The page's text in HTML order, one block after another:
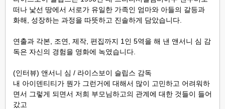
떠나 낯선 땅에서 서로가 유일한 가족인 엄마와 아들의 갈등과
화해, 성장하는 과정을 따뜻하고 진솔하게 담았습니다.
연출과 각본, 조연, 제작, 편집까지 1인 5역을 해 낸 앤서니 심 감
독은 자신의 경험을 영화에 녹였습니다.
(인터뷰) 앤서니 심 / 라이스보이 슬립스 감독
내 아이덴티티가 뭔가 그런거에 대해서 많이 고민하고 어려워하
면서 그렇게 되면서 저희 부모님하고의 관계에 대한 것들이 들어
갔고